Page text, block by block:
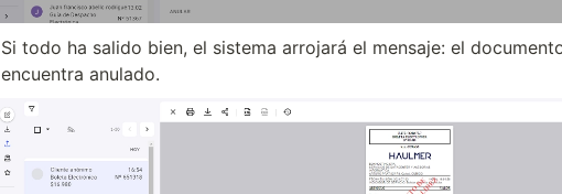
Si todo ha salido bien, el sistema arrojará el mensaje: el
encuentra anulado.